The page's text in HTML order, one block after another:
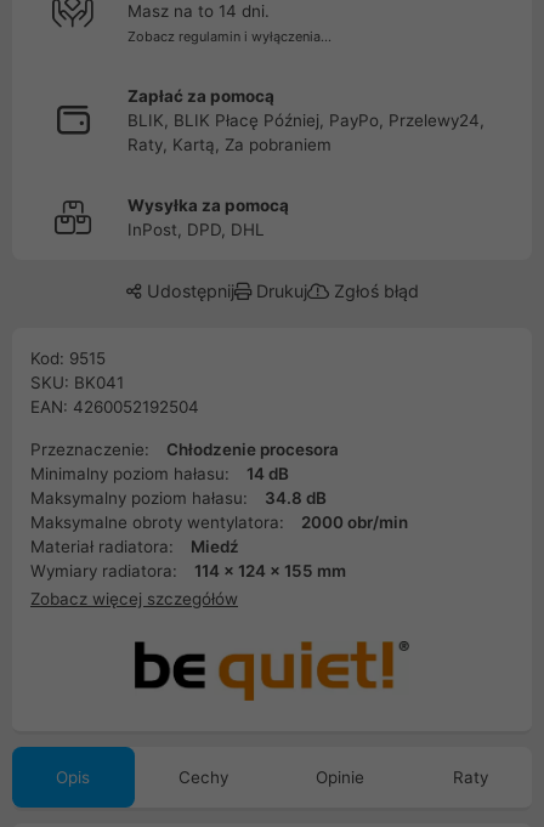
Masz na to 14 dni.
Zobacz regulamin i wyłączenia...
Zapłać za pomocą
BLIK, BLIK Płacę Później, PayPo, Przelewy24,
Raty, Kartą, Za pobraniem
Wysyłka za pomocą
InPost, DPD, DHL
Udostępnij Drukuj Zgłoś błąd
Kod: 9515
SKU: BK041
EAN: 4260052192504
Przeznaczenie:
Chłodzenie procesora
Minimalny poziom hałasu:
14 dB
Maksymalny poziom hałasu:
34.8 dB
Maksymalne obroty wentylatora:
2000 obr/min
Materiał radiatora:
Miedź
Wymiary radiatora:
114 x 124 x 155 mm
Zobacz więcej szczegółów
Opis Cechy Opinie Raty